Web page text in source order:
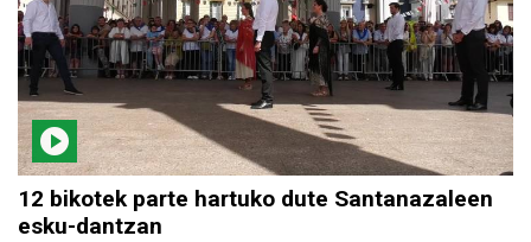
12 bikotek parte hartuko dute Santanazaleen
esku-dantzan